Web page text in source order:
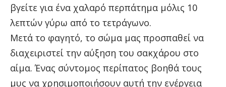
βγείτε για ένα χαλαρό περπάτημα μόλις 10
λεπτών γύρω από το τετράγωνο.
Μετά το φαγητό, το σώμα μας προσπαθεί να
διαχειριστεί την αύξηση του σακχάρου στο
αίμα. Ένας σύντομος περίπατος βοηθά τους
μυς να χρησιμοποιήσουν αυτή την ενέργεια